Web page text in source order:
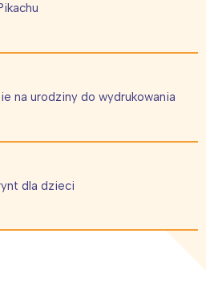
na urodziny do wydrukowania
dla dzieci